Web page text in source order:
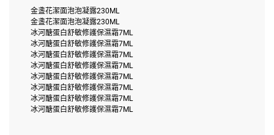
金盞花潔面泡泡凝露230ML
金盞花潔面泡泡凝露230ML
冰河醣蛋白舒敏修護保濕霜7ML
冰河醣蛋白舒敏修護保濕霜7ML
冰河醣蛋白舒敏修護保濕霜7ML
冰河醣蛋白舒敏修護保濕霜7ML
冰河醣蛋白舒敏修護保濕霜7ML
冰河醣蛋白舒敏修護保濕霜7ML
冰河醣蛋白舒敏修護保濕霜7ML
冰河醣蛋白舒敏修護保濕霜7ML